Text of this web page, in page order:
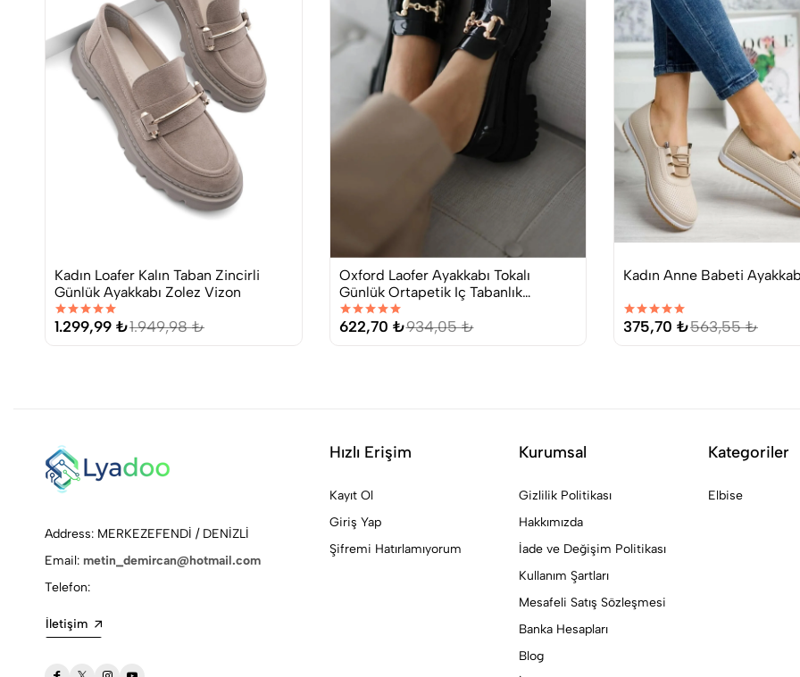
Kadın Loafer Kalın Taban Zincirli
Günlük Ayakkabı Zolez Vizon
1.299,99 ₺1.949,98 ₺
Oxford Laofer Ayakkabı Tokalı
Günlük Ortapetik Iç Tabanlık
Primamit
622,70 ₺934,05 ₺
Kadın Anne Babeti
375,70 ₺563,55 ₺
Address: MERKEZEFENDİ / DENİZLİ
Email: metin_demircan@hotmail.com
Telefon:
İletişim
Hızlı Erişim
Kayıt Ol
Giriş Yap
Şifremi Hatırlamıyorum
Kurumsal
Gizlilik Politikası
Hakkımızda
İade ve Değişim Politikası
Kullanım Şartları
Mesafeli Satış Sözleşmesi
Banka Hesapları
Blog
Kategoriler
Elbise